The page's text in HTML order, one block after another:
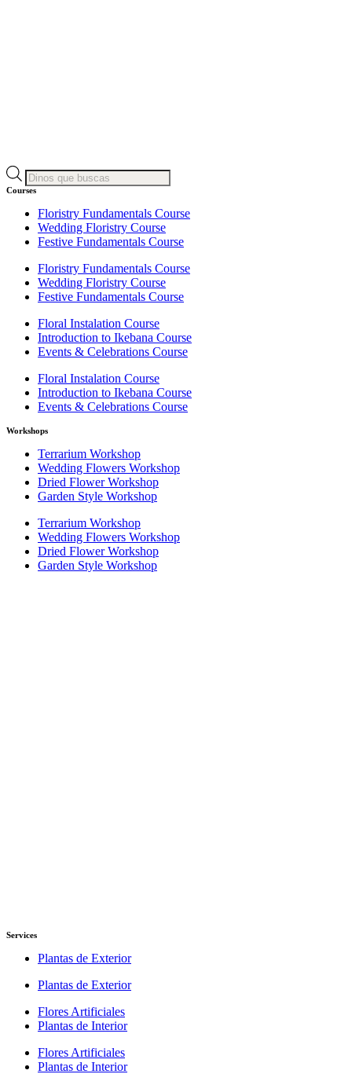
Products
search
Courses
Floristry Fundamentals Course
Wedding Floristry Course
Festive Fundamentals Course
Floristry Fundamentals Course
Wedding Floristry Course
Festive Fundamentals Course
Floral Instalation Course
Introduction to Ikebana Course
Events & Celebrations Course
Floral Instalation Course
Introduction to Ikebana Course
Events & Celebrations Course
Workshops
Terrarium Workshop
Wedding Flowers Workshop
Dried Flower Workshop
Garden Style Workshop
Terrarium Workshop
Wedding Flowers Workshop
Dried Flower Workshop
Garden Style Workshop
Services
Plantas de Exterior
Plantas de Exterior
Flores Artificiales
Plantas de Interior
Flores Artificiales
Plantas de Interior